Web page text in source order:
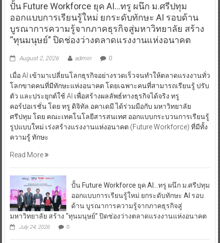
ปั้น Future Workforce ยุค AI…ทรู ผนึก ม.ศรีปทุม
ออกแบบการเรียนรู้ใหม่ ยกระดับทักษะ AI รอบด้าน
บูรณาการความรู้จากภาคธุรกิจสู่มหาวิทยาลัย สร้าง
“ทุนมนุษย์” ปิดช่องว่างตลาดแรงงานแห่งอนาคต
August 2, 2026 admin 0
เมื่อ AI เข้ามาเปลี่ยนโลกธุรกิจอย่างรวดเร็วจนทำให้ตลาดแรงงานทั่ว
โลกขาดคนที่มีทักษะแห่งอนาคต โดยเฉพาะคนที่สามารถเรียนรู้ ปรับ
ตัว และประยุกต์ใช้ AI เพื่อสร้างผลลัพธ์ทางธุรกิจได้จริง ทรู
คอร์ปอเรชั่น โดย ทรู ดิจิทัล อคาเดมี ได้ร่วมมือกับ มหาวิทยาลัย
ศรีปทุม โดย คณะเทคโนโลยีสารสนเทศ ออกแบบกระบวนการเรียนรู้
รูปแบบใหม่ เร่งสร้างแรงงานแห่งอนาคต (Future Workforce) ที่มีทั้ง
ความรู้ ทักษะ
Read More
ปั้น Future Workforce ยุค AI…ทรู ผนึก ม.ศรีปทุม
ออกแบบการเรียนรู้ใหม่ ยกระดับทักษะ AI รอบ
ด้าน บูรณาการความรู้จากภาคธุรกิจสู่
มหาวิทยาลัย สร้าง “ทุนมนุษย์” ปิดช่องว่างตลาดแรงงานแห่งอนาคต
July 24, 2026 0